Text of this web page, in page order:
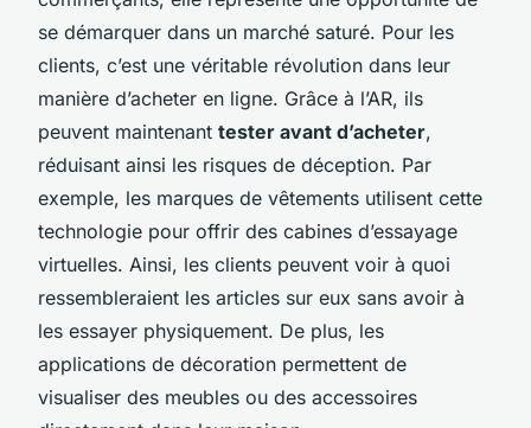
se démarquer dans un marché saturé. Pour les
clients, c’est une véritable révolution dans leur
manière d’acheter en ligne. Grâce à l’AR, ils
peuvent maintenant tester avant d’acheter,
réduisant ainsi les risques de déception. Par
exemple, les marques de vêtements utilisent cette
technologie pour offrir des cabines d’essayage
virtuelles. Ainsi, les clients peuvent voir à quoi
ressembleraient les articles sur eux sans avoir à
les essayer physiquement. De plus, les
applications de décoration permettent de
visualiser des meubles ou des accessoires